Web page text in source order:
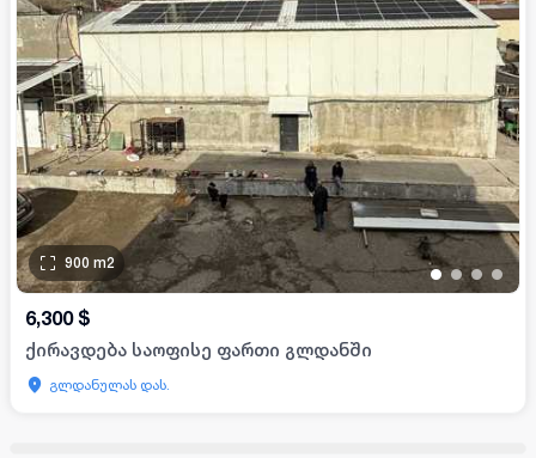
••• •
900 m2
6,300 $
ქირავდება საოფისე ფართი გლდანში
გლდანულას დას.